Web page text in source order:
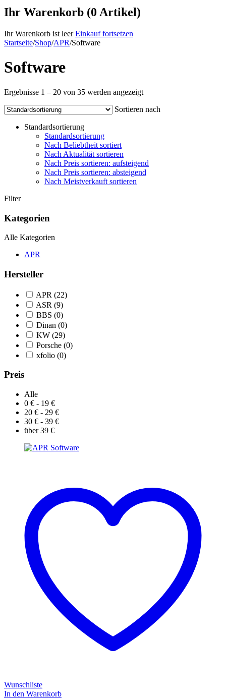
Ihr Warenkorb (0 Artikel)
Ihr Warenkorb ist leer Einkauf fortsetzen
Startseite/Shop/APR/Software
Software
Ergebnisse 1 – 20 von 35 werden angezeigt
Sortieren nach
Standardsortierung
Standardsortierung
Nach Beliebtheit sortiert
Nach Aktualität sortieren
Nach Preis sortieren: aufsteigend
Nach Preis sortieren: absteigend
Nach Meistverkauft sortieren
Filter
Kategorien
Alle Kategorien
APR
Hersteller
APR (22)
ASR (9)
BBS (0)
Dinan (0)
KW (29)
Porsche (0)
xfolio (0)
Preis
Alle
0 € - 19 €
20 € - 29 €
30 € - 39 €
über 39 €
Wunschliste
In den Warenkorb